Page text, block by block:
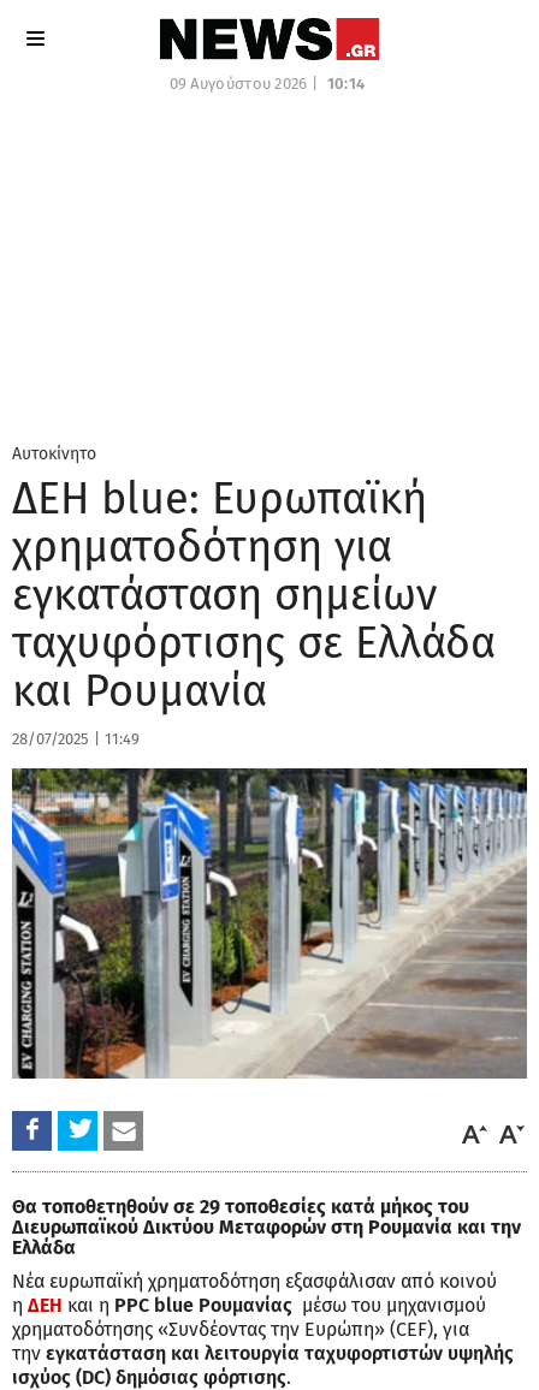
09 Αυγούστου 2026 | 10:14
Αυτοκίνητο
ΔΕΗ blue: Ευρωπαϊκή
χρηματοδότηση για
εγκατάσταση σημείων
ταχυφόρτισης σε Ελλάδα
και Ρουμανία
28/07/2025 11:49
Θα τοποθετηθούν σε 29 τοποθεσίες κατά μήκος του
Διευρωπαϊκού Δικτύου Μεταφορών στη Ρουμανία και την
Ελλάδα
Νέα ευρωπαϊκή χρηματοδότηση εξασφάλισαν από κοινού
η ΔΕΗ και η PPC blue Ρουμανίας μέσω του μηχανισμού
χρηματοδότησης «Συνδέοντας την Ευρώπη» (CEF), για
την εγκατάσταση και λειτουργία ταχυφορτιστών υψηλής
ισχύος (DC) δημόσιας φόρτισης.